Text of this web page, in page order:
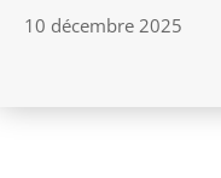
10 décembre 2025